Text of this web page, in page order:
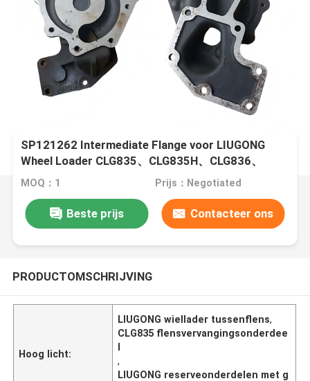
SP121262 Intermediate Flange voor LIUGONG
Wheel Loader CLG835、CLG835H、CLG836、
CLG836H、ZL30E、CLG855、CLG862H、
MOQ：1 Prijs：Negotiated
Beste prijs Contacteer ons
PRODUCTOMSCHRIJVING
Hoog licht:
LIUGONG wiellader tussenflens,
CLG835 flensvervangingsonderdee
l
,
LIUGONG reserveonderdelen met g